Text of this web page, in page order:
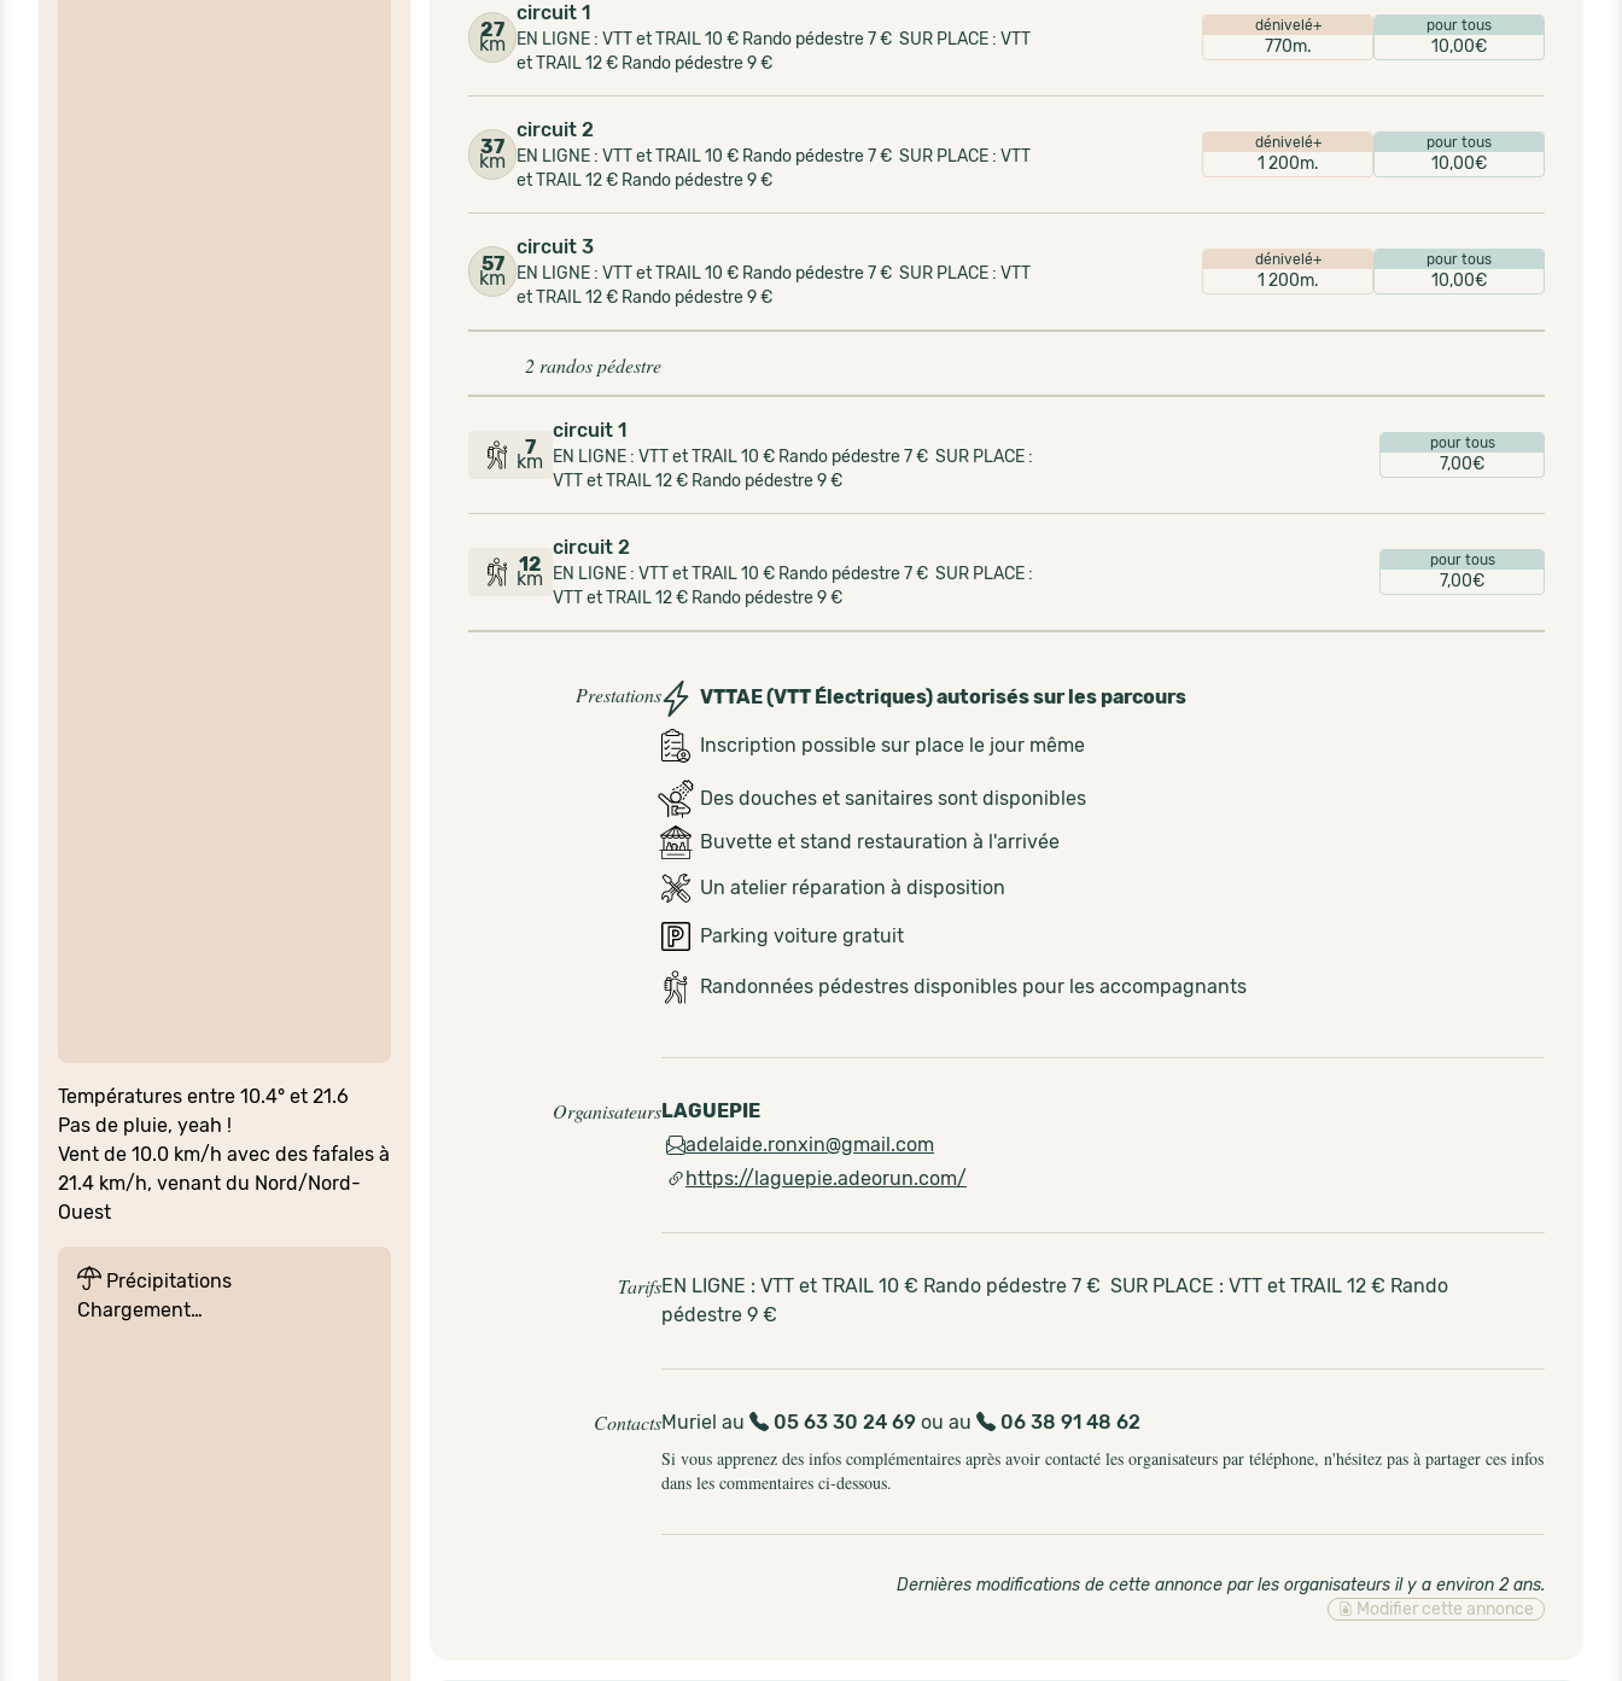
Températures entre 10.4° et 21.6
Pas de pluie, yeah !
Vent de 10.0 km/h avec des fafales à
21.4 km/h, venant du Nord/Nord-
Ouest
Précipitations
Chargement…
27
km
circuit 1
EN LIGNE : VTT et TRAIL 10 € Rando pédestre 7 € SUR PLACE : VTT
et TRAIL 12 € Rando pédestre 9 €
dénivelé+
770m.
pour tous
10,00€
37
km
circuit 2
EN LIGNE : VTT et TRAIL 10 € Rando pédestre 7 € SUR PLACE : VTT
et TRAIL 12 € Rando pédestre 9 €
dénivelé+
1 200m.
pour tous
10,00€
57
km
circuit 3
EN LIGNE : VTT et TRAIL 10 € Rando pédestre 7 € SUR PLACE : VTT
et TRAIL 12 € Rando pédestre 9 €
dénivelé+
1 200m.
pour tous
10,00€
2 randos pédestre
7
km
circuit 1
EN LIGNE : VTT et TRAIL 10 € Rando pédestre 7 € SUR PLACE :
VTT et TRAIL 12 € Rando pédestre 9 €
pour tous
7,00€
12
km
circuit 2
EN LIGNE : VTT et TRAIL 10 € Rando pédestre 7 € SUR PLACE :
VTT et TRAIL 12 € Rando pédestre 9 €
pour tous
7,00€
Prestations VTTAE (VTT Électriques) autorisés sur les parcours
Inscription possible sur place le jour même
Des douches et sanitaires sont disponibles
Buvette et stand restauration à l'arrivée
Un atelier réparation à disposition
Parking voiture gratuit
Randonnées pédestres disponibles pour les accompagnants
OrganisateursLAGUEPIE
adelaide.ronxin@gmail.com
https://laguepie.adeorun.com/
TarifsEN LIGNE : VTT et TRAIL 10 € Rando pédestre 7 € SUR PLACE : VTT et TRAIL 12 € Rando
pédestre 9 €
ContactsMuriel au 05 63 30 24 69 ou au
06 38 91 48 62
Si vous apprenez des infos complémentaires après avoir contacté les organisateurs par téléphone, n'hésitez pas à partager ces infos
dans les commentaires ci-dessous.
Dernières modifications de cette annonce par les organisateurs il y a environ 2 ans.
Modifier cette annonce